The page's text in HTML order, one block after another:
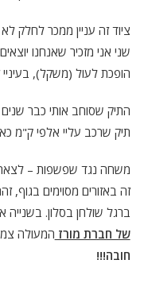
ציוד זה עניין ממכר לחלק
שני אני מזכיר שאנחנו
הופכת לעול (משקל),
התיק שסוחב אותי כבר
תיק שרכב עליי אלפי ק"מ
משחה נגד שפשפות –
זה באזורים מסוימים
ברגל שולחן בסלון.
של חברת מורז המעולה צמודה
חובה!!!